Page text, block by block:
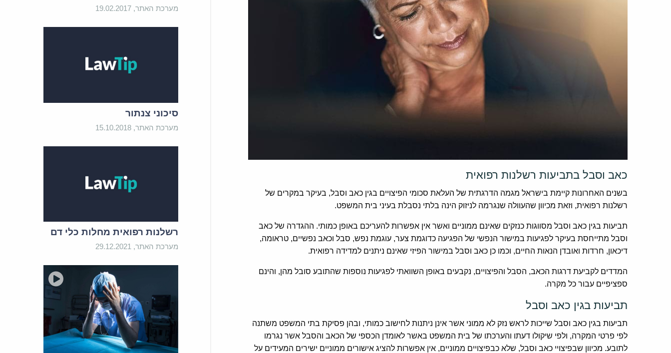
כאב וסבל בתביעות רשלנות רפואית
בשנים האחרונות קיימת בישראל מגמה הדרגתית של העלאת סכומי הפיצויים בגין כאב וסבל, בעיקר במקרים של
רשלנות רפואית, וזאת מכיוון שהעוולה שנגרמה לניזוק הינה בלתי נסבלת בעיני בית המשפט.
תביעות בגין כאב וסבל מסווגות כנזקים שאינם ממוניים ואשר אין אפשרות להעריכם באופן כמותי. ההגדרה של כאב
וסבל מתייחסת בעיקר לפגיעות במישור הנפשי של הפגיעה כדוגמת צער, עוגמת נפש, סבל וכאב נפשיים, טראומה,
דיכאון, חרדות ואובדן הנאות החיים, וכמו כן כאב וסבל במישור הפיזי שאינם ניתנים למדידה רפואית.
המדדים לקביעת דרגות הכאב, הסבל והפיצויים, נקבעים באופן השוואתי לפגיעות נוספות שהתובע סובל מהן, והינם
ספציפיים עבור כל מקרה.
תביעות בגין כאב וסבל
תביעות בגין כאב וסבל שייכות לראש נזק לא ממוני אשר אינן ניתנות לחישוב כמותי, ובהן פסיקת בתי המשפט משתנה
לפי פרטי המקרה, ולפי שיקולו דעתו והערכתו של בית המשפט באשר לאומדן הכספי של הכאב והסבל אשר נגרמו
לתובע. מכיוון שבפיצויי כאב וסבל, שלא כבפיצויים ממוניים, אין אפשרות להציג אישורים ממוניים ישירים המעידים על
מערכת האתר, 19.02.2017
סיכוני צנתור
מערכת האתר, 15.10.2018
רשלנות רפואית מחלות כלי דם
מערכת האתר, 29.12.2021